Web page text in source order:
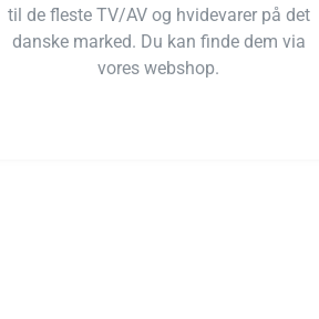
til de fleste TV/AV og hvidevarer på det
danske marked. Du kan finde dem via
vores webshop.